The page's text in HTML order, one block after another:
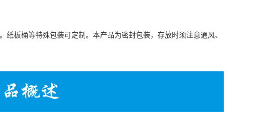
纸板桶等特殊包装可定制。本产品为密封包装，存放时须注意通风、